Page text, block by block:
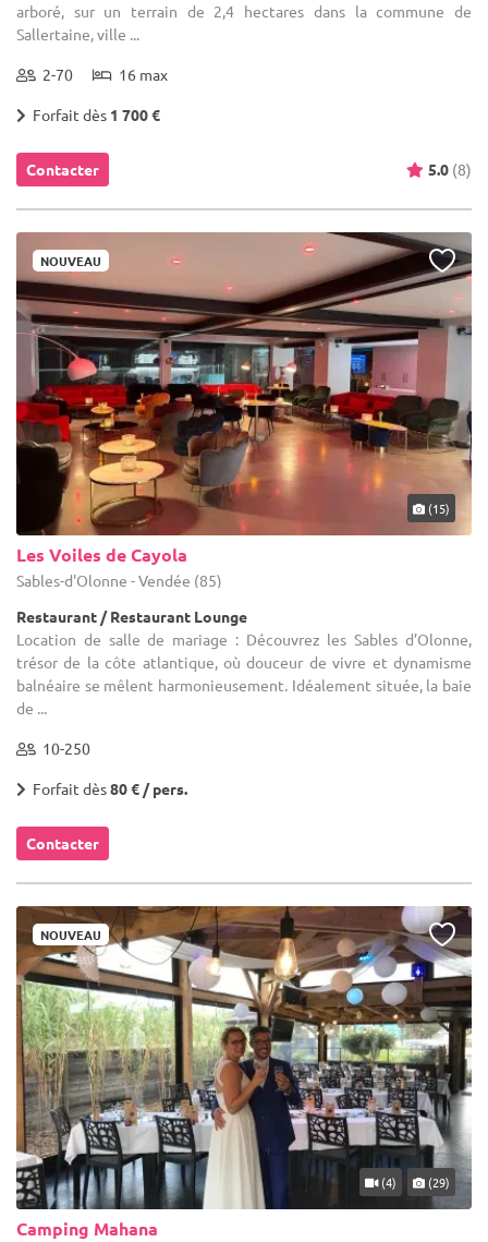
arboré, sur un terrain de 2,4 hectares dans la commune de
Sallertaine, ville ...
2-70 16 max
Forfait dès 1 700 €
Contacter 5.0 (8)
NOUVEAU
(15)
Les Voiles de Cayola
Sables-d'Olonne - Vendée (85)
Restaurant / Restaurant Lounge
Location de salle de mariage : Découvrez les Sables d’Olonne,
trésor de la côte atlantique, où douceur de vivre et dynamisme
balnéaire se mêlent harmonieusement. Idéalement située, la baie
de ...
10-250
Forfait dès80 € / pers.
Contacter
NOUVEAU
(4) (29)
Camping Mahana